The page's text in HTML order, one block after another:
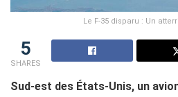
Le F-35 disparu : Un
5
SHARES
Sud-est des États-Unis, un